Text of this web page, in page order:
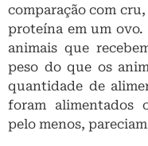
comparação com
proteína em um ovo.
animais que
peso do que os
quantidade de
foram alimentados
pelo menos,